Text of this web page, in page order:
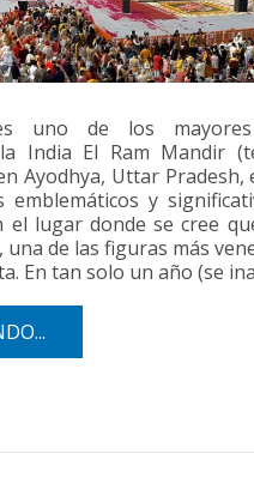
uno de los
India El Ram Mandir
Ayodhya, Uttar Pradesh,
emblemáticos y
el lugar donde se cree
una de las figuras más
En tan solo un año (se